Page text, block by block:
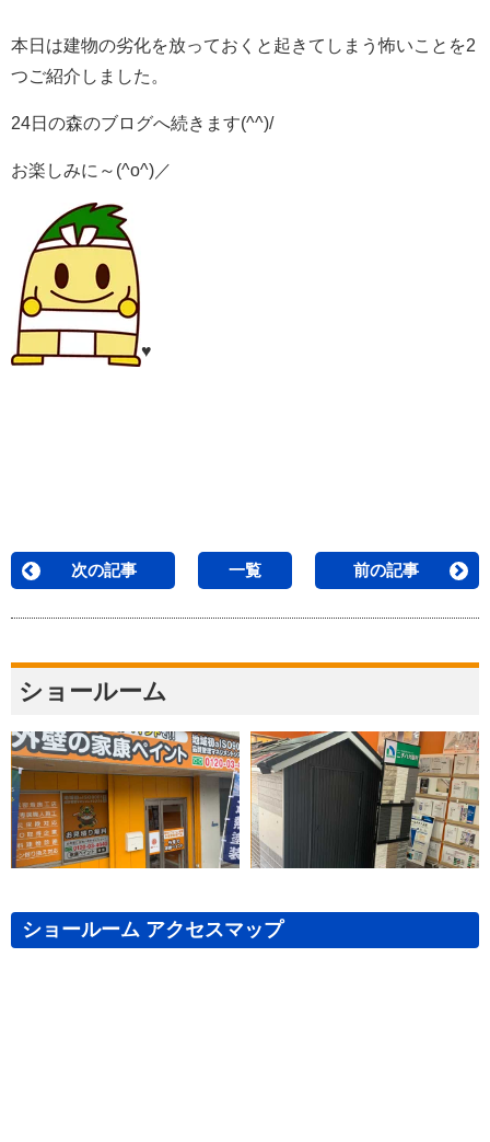
本日は建物の劣化を放っておくと起きてしまう怖いことを2
つご紹介しました。
24日の森のブログへ続きます(^^)/
お楽しみに～(^o^)／
♥
次の記事 一覧 前の記事
ショールーム
ショールーム アクセスマップ